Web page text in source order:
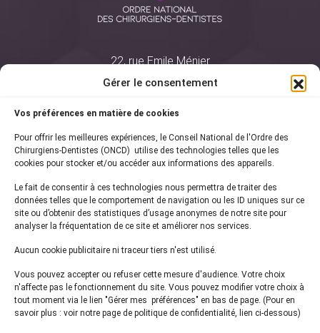
Gérer le consentement
Vos préférences en matière de cookies
Pour offrir les meilleures expériences, le Conseil National de l'Ordre des
Chirurgiens-Dentistes (ONCD) utilise des technologies telles que les
cookies pour stocker et/ou accéder aux informations des appareils.
Le fait de consentir à ces technologies nous permettra de traiter des
données telles que le comportement de navigation ou les ID uniques sur ce
site ou d’obtenir des statistiques d’usage anonymes de notre site pour
analyser la fréquentation de ce site et améliorer nos services.
Aucun cookie publicitaire ni traceur tiers n'est utilisé.
Vous pouvez accepter ou refuser cette mesure d'audience. Votre choix
n'affecte pas le fonctionnement du site. Vous pouvez modifier votre choix à
tout moment via le lien "Gérer mes préférences" en bas de page. (Pour en
savoir plus : voir notre page de politique de confidentialité, lien ci-dessous)
22, rue Emile Ménier
75761 Paris Cedex 16
01 44 34 78 80
courrier@oncd.org
Actualités
Presse
Informations légales
Plan du site
Inscrivez-vous à notrenewsletter